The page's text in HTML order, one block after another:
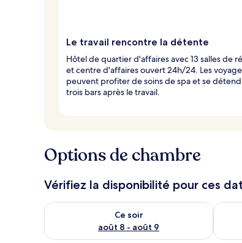
Le travail rencontre la détente
Hôtel de quartier d'affaires avec 13 salles de
et centre d'affaires ouvert 24h/24. Les
peuvent profiter de soins de spa et se
trois bars après le travail.
Options de chambre
Vérifiez la disponibilité pour ces
Ce soir
août 8 - août 9
Vérifier la disponibilité pour ce soir août 8 -